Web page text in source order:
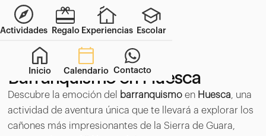
Actividades Regalo Experiencias Escolar
Inicio Calendario Contacto
Barranquismo en Huesca
Descubre la emoción del barranquismo en Huesca , una
actividad de aventura única que te llevará a explorar los
cañones más impresionantes de la Sierra de Guara,